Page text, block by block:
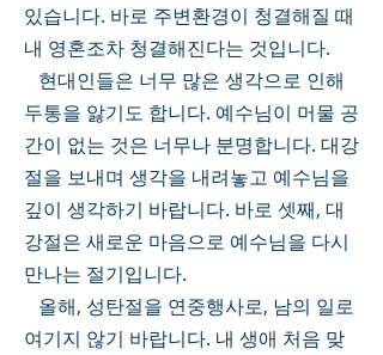
있습니다. 바로 주변환경이 청결해질 때
내 영혼조차 청결해진다는 것입니다.
두통을 앓기도 합니다. 예수님이 머물 공
간이 없는 것은 너무나 분명합니다. 대강
절을 보내며 생각을 내려놓고 예수님을
깊이 생각하기 바랍니다. 바로 셋째, 대
강절은 새로운 마음으로 예수님을 다시
만나는 절기입니다.
여기지 않기 바랍니다. 내 생애 처음 맞